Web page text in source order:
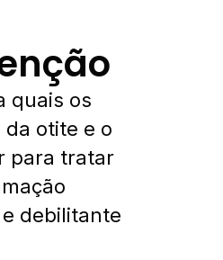
quais os
otite e o
para tratar
debilitante